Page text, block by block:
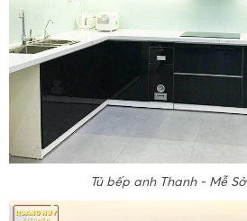
Tủ bếp anh Thanh - Mễ